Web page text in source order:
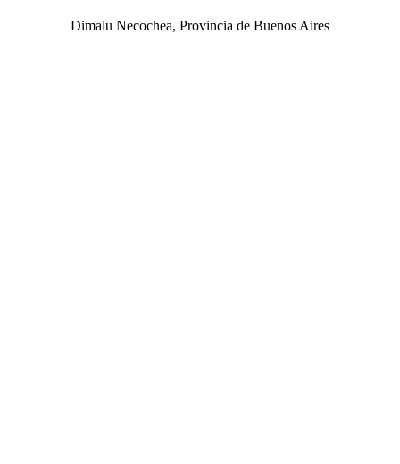
Dimalu Necochea, Provincia de Buenos Aires